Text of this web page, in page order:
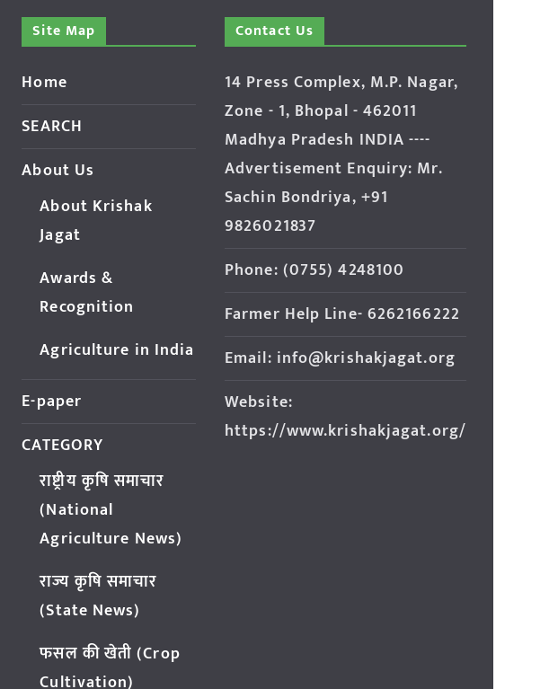
Site Map
Home
SEARCH
About Us
About Krishak
Jagat
Awards &
Recognition
Agriculture in India
E-paper
CATEGORY
राष्ट्रीय कृषि समाचार
(National
Agriculture News)
राज्य कृषि समाचार
(State News)
फसल की खेती (Crop
Cultivation)
Contact Us
14 Press Complex, M.P. Nagar,
Zone - 1, Bhopal - 462011
Madhya Pradesh INDIA ----
Advertisement Enquiry: Mr.
Sachin Bondriya, +91
9826021837
Phone: (0755) 4248100
Farmer Help Line- 6262166222
Email: info@krishakjagat.org
Website:
https://www.krishakjagat.org/